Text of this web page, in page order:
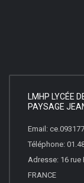
LMHP LYCÉE
PAYSAGE
Email:
Téléphone:
Adresse: 16 rue
FRANCE